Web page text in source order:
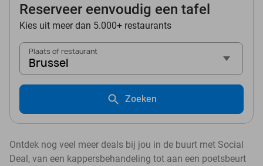
Reserveer eenvoudig een tafel
Kies uit meer dan 5.000+ restaurants
Plaats of restaurant
Brussel
Zoeken
Ontdek nog veel meer deals bij jou in de buurt met Social
Deal, van een kappersbehandeling tot aan een poetsbeurt